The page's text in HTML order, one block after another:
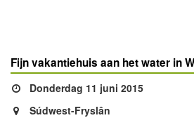
Fijn vakantiehuis aan het water in
Donderdag 11 juni 2015
Súdwest-Fryslân